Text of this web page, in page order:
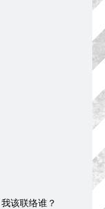
该联络谁？